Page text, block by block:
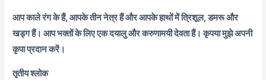
आप काले रंग के हैं, आपके तीन नेत्र हैं और आपके हाथों में त्रिशूल, डमरू और
खड्ग हैं। आप भक्तों के लिए एक दयालु और करुणामयी देवता हैं। कृपया मुझे अपनी
कृपा प्रदान करें।
तृतीय श्लोक